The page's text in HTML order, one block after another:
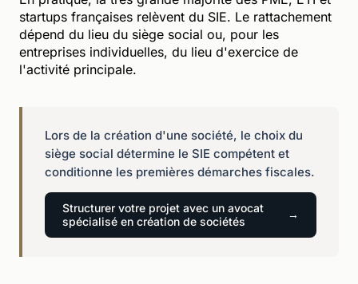
startups françaises relèvent du SIE. Le rattachement
dépend du lieu du siège social ou, pour les
entreprises individuelles, du lieu d'exercice de
l'activité principale.
Lors de la création d'une société, le choix du
siège social détermine le SIE compétent et
conditionne les premières démarches fiscales.
Structurer votre projet avec un avocat
spécialisé en création de sociétés